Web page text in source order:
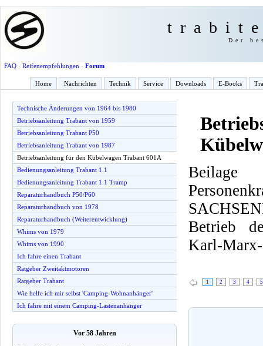
Der
FAQ· Reifenempfehlungen · Forum
Home Nachrichten Technik Service Downloads E-Books
Technische Änderungen von 1964 bis 1980
Betriebsanleitung Trabant von 1959
Betriebsanleitung Trabant P50
Betriebsanleitung Trabant von 1987
Betriebsanleitung für den Kübelwagen Trabant 601A
Bedienungsanleitung Trabant 1.1
Bedienungsanleitung Trabant 1.1 Tramp
Reparaturhandbuch P50/P60
Reparaturhandbuch von 1978
Reparaturhandbuch (Weiterentwicklung)
Whims von 1979
Whims von 1990
Ich fahre einen Trabant
Ratgeber Zweitaktmotoren
Ratgeber Trabant
Wie helfe ich mir selbst 'Camping-Wohnanhänger'
Ich fahre mit einem Camping-Lastenanhänger
Vor 58 Jahren
Beilage
Betrieb
Karl-
1 2 3 4 5